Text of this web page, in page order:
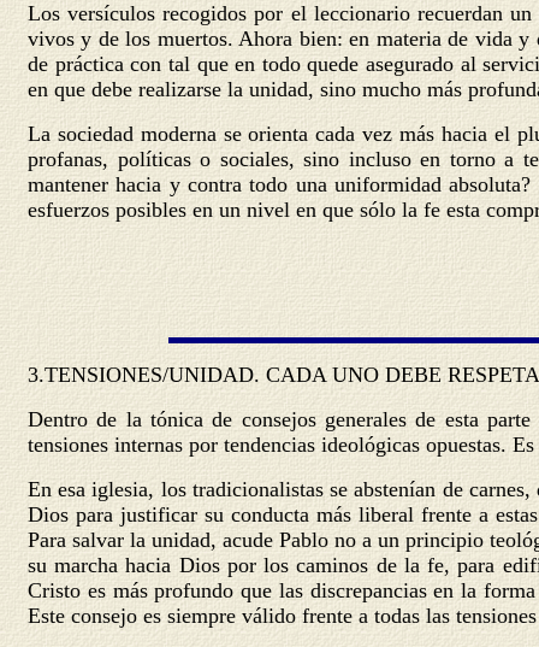
Los versículos recogidos por el leccionario recuerdan
vivos y de los muertos. Ahora bien: en materia de vida y
de práctica con tal que en todo quede asegurado al
en que debe realizarse la unidad, sino mucho más
La sociedad moderna se orienta cada vez más hacia el
profanas, políticas o sociales, sino incluso en torno a
mantener hacia y contra todo una uniformidad
esfuerzos posibles en un nivel en que sólo la fe esta
3.TENSIONES/UNIDAD. CADA UNO DEBE
Dentro de la tónica de consejos generales de esta
tensiones internas por tendencias ideológicas opuestas.
En esa iglesia, los tradicionalistas se abstenían de
Dios para justificar su conducta más liberal frente a
Para salvar la unidad, acude Pablo no a un principio
su marcha hacia Dios por los caminos de la fe, para
Cristo es más profundo que las discrepancias en la
Este consejo es siempre válido frente a todas las